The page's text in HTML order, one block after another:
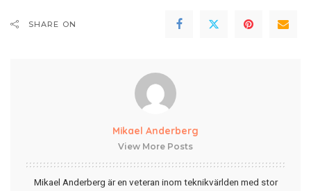
SHARE ON
Mikael Anderberg
View More Posts
Mikael Anderberg är en veteran inom teknikvärlden med stor